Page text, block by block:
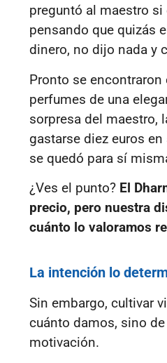
preguntó al maestro si
pensando que quizás
dinero, no dijo nada y
Pronto se
perfumes de una
sorpresa del maestro,
gastarse diez euros
se quedó para sí
¿Ves el punto? El
precio, pero nuestra
cuánto lo valoramos
La intención lo
Sin embargo, cultivar
cuánto damos, sino
motivación.